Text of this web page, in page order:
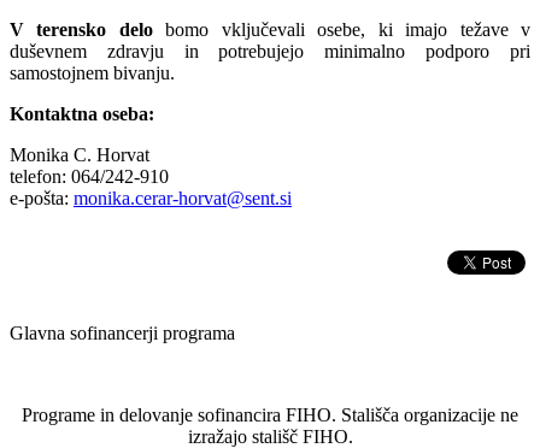
V terensko delobomo vključevali osebe, ki imajo težave v
duševnem zdravju in potrebujejo minimalno podporo pri
samostojnem bivanju.
Kontaktna oseba:
Monika C. Horvat
telefon: 064/242-910
e-pošta: monika.cerar-horvat@sent.si
Glavna sofinancerji programa
Programe in delovanje sofinancira FIHO. Stališča organizacije ne
izražajo stališč FIHO.